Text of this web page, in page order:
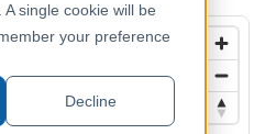
single cookie will be
your preference
Decline